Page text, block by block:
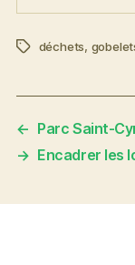
Étiquettes
déchets,
← Parc Saint-
→ Encadrer les